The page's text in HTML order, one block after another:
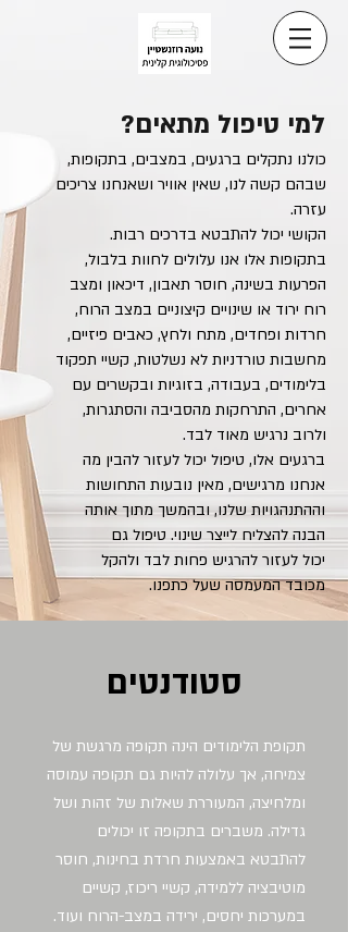
תקופת הלימודים הינה תקופה מרגשת של
צמיחה, אך עלולה להיות גם תקופה עמוסה
ומלחיצה, המעוררת שאלות של זהות ושל
גדילה. משברים בתקופה זו יכולים
להתבטא באמצעות חרדת בחינות, חוסר
מוטיבציה ללמידה, קשיי ריכוז, קשיים
במערכות יחסים, ירידה במצב-הרוח ועוד.
סטודנטים
למי טיפול מתאים?
ברגעים אלו, טיפול יכול לעזור להבין מה
אנחנו מרגישים, מאין נובעות התחושות
וההתנהגויות שלנו, ובהמשך מתוך אותה
הבנה להצליח לייצר שינוי. טיפול גם
יכול לעזור להרגיש פחות לבד ולהקל
מכובד המעמסה שעל כתפנו.
כולנו נתקלים ברגעים, במצבים, בתקופות,
שבהם קשה לנו, שאין אוויר ושאנחנו צריכים
עזרה.
הקושי יכול להתבטא בדרכים רבות.
בתקופות אלו אנו עלולים לחוות בלבול,
הפרעות בשינה, חוסר תאבון, דיכאון ומצב
רוח ירוד או שינויים קיצוניים במצב הרוח,
חרדות ופחדים, מתח ולחץ, כאבים פיזיים,
מחשבות טורדניות לא נשלטות, קשיי תפקוד
בלימודים, בעבודה, בזוגיות ובקשרים עם
אחרים, התרחקות מהסביבה והסתגרות,
ולרוב נרגיש מאוד לבד.